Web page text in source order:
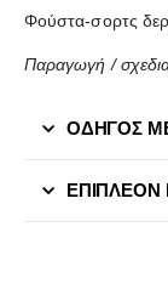
Φούστα-σορτς
Παραγωγή /
ΟΔΗΓΟΣ